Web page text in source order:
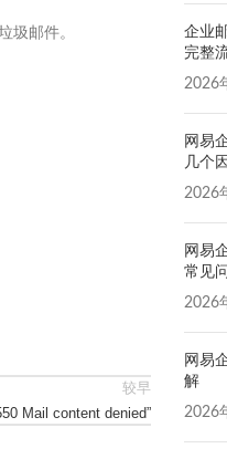
圾邮件。​
较早
Mail content denied”
企业
完整
2026
网易
几个
2026
网易
常见
2026
网易
解
2026